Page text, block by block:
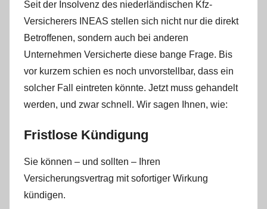
Seit der Insolvenz des niederländischen Kfz-
Versicherers INEAS stellen sich nicht nur die direkt
Betroffenen, sondern auch bei anderen
Unternehmen Versicherte diese bange Frage. Bis
vor kurzem schien es noch unvorstellbar, dass ein
solcher Fall eintreten könnte. Jetzt muss gehandelt
werden, und zwar schnell. Wir sagen Ihnen, wie:
Fristlose Kündigung
Sie können – und sollten – Ihren
Versicherungsvertrag mit sofortiger Wirkung
kündigen.